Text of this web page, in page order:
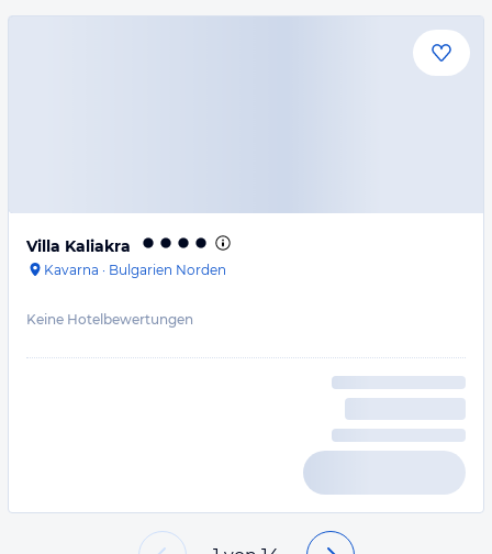
Villa Kaliakra
Kavarna · Bulgarien Norden
Keine Hotelbewertungen